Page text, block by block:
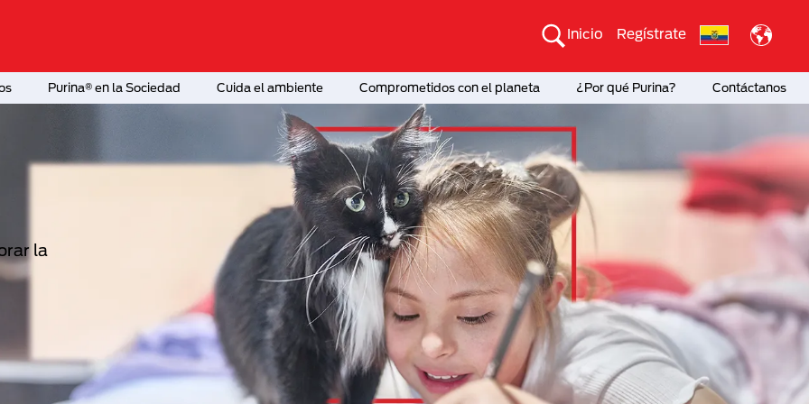
Inicio Regístrate
Purina® en la Sociedad Cuida el ambiente Comprometidos con el planeta ¿Por qué Purina? Contáctanos